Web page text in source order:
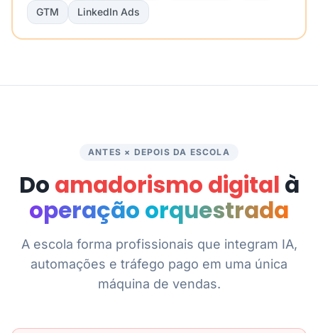
GTM
LinkedIn Ads
ANTES × DEPOIS DA ESCOLA
Do amadorismo digital à
operação orquestrada
A escola forma profissionais que integram IA,
automações e tráfego pago em uma única
máquina de vendas.